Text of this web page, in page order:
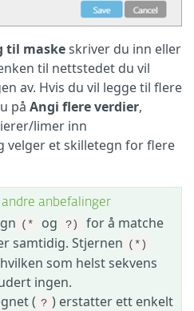
til maskeskriver du inn eller
til nettstedet du vil
av. Hvis du vil legge til flere
på Angi flere verdier,
limer inn
velger et skilletegn for flere
anbefalinger
(* og ?)
for å matche
samtidig. Stjernen (*)
som helst sekvens
ingen.
( ? ) erstatter ett enkelt